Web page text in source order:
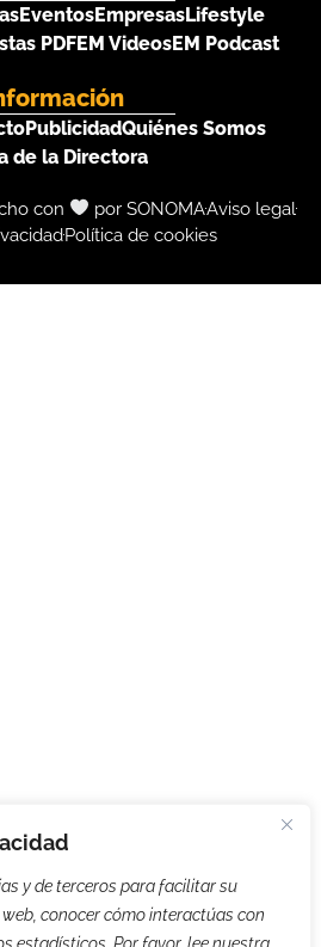
y de terceros para facilitar su
conocer cómo interactúas con
EventosEmpresasLifestyle
PDFEM VideosEM Podcast
PublicidadQuiénes Somos
de la Directora
con por SONOMAAviso legal
Política de cookies